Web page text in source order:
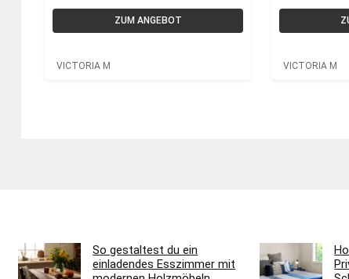
VICTORIA MZUM ANGEBOT
VICTORIA M VICTORIA M
So gestaltest du ein
einladendes Esszimmer mit